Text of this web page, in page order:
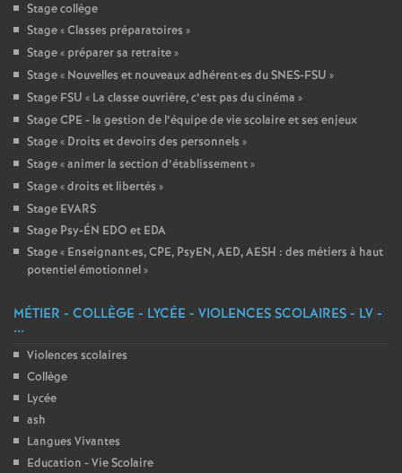
Stage collège
Stage «Classes préparatoires »
Stage « préparer sa retraite»
Stage « Nouvelles et nouveaux adhérent·es du SNES-FSU »
Stage FSU « La classe ouvrière, c’est pas du cinéma »
Stage CPE - la gestion de l’équipe de vie scolaire et ses enjeux
Stage « Droits et devoirs des personnels »
Stage «animer la section d’établissement»
Stage «droits et libertés »
Stage EVARS
Stage Psy-ÉN EDO et EDA
Stage « Enseignant·es, CPE, PsyEN, AED, AESH : des métiers à haut
potentiel émotionnel»
MÉTIER - COLLÈGE - LYCÉE - VIOLENCES SCOLAIRES - LV -
...
Violences scolaires
Collège
Lycée
ash
Langues Vivantes
Education - Vie Scolaire